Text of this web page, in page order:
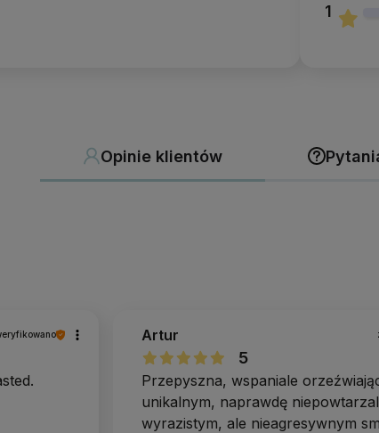
1
Opinie klientów
Artur
5
Przepyszna, wspaniale
unikalnym, naprawdę
wyrazistym, ale nieagresywnym